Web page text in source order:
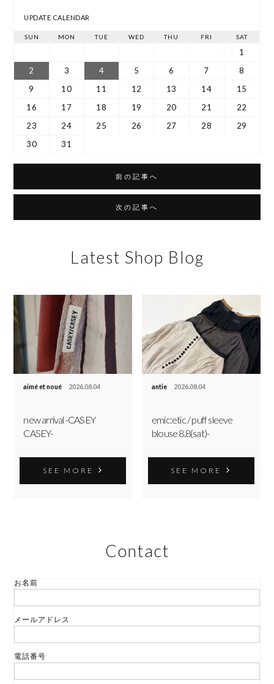
UPDATE CALENDAR
SUN MON TUE WED THU FRI SAT
1
2
3 4 5 6 7
8
9
10 11 12 13 14
15
16
17 18 19 20 21
22
23
24 25 26 27 28
29
30
31
前の記事へ
次の記事へ
Latest Shop Blog
aimé et noué 2026.08.04
new arrival -CASEY
CASEY-
SEE MORE
antie 2026.08.04
emic:etic / puff sleeve
blouse 8.8(sat)-
SEE MORE
Contact
お名前
メールアドレス
電話番号